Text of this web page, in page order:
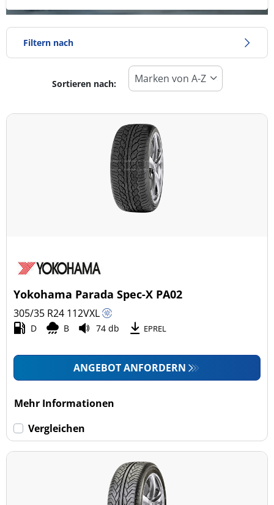
Filtern nach
Reifentyp
Alle Arten (2)
Ganzjahresreifen (0)
Pkw (0)
Transporter (0)
Wohnmobil (0)
Keine Run-flat (2)
Sortieren nach:
Yokohama Parada Spec-X PA02
305/35 R24 112VXL
D B 74 db EPREL
ANGEBOT ANFORDERN
Mehr Informationen
Vergleichen